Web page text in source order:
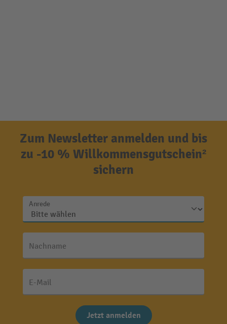
Zum Newsletter anmelden und bis
zu -10 % Willkommensgutschein²
sichern
Anrede
Nachname
E-Mail
Jetzt anmelden